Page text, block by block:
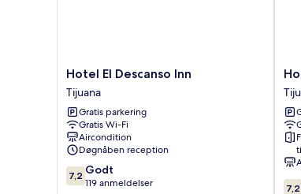
Hotel
El
Descanso
Inn
Tijuana
Hotel El Descanso Inn
Tijuana
Gratis parkering
Gratis Wi-Fi
Aircondition
Døgnåben reception
7.2
ud
7,2 Godt
119 anmeldelser
7.2
7,2